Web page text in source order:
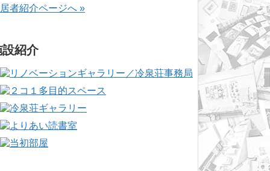
者紹介ページへ »
設紹介